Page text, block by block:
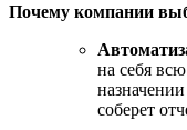
Почему компании
на себя
соберет